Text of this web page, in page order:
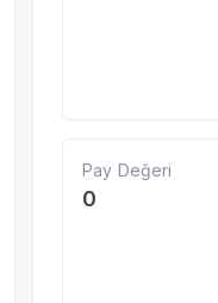
Pay Değeri
0